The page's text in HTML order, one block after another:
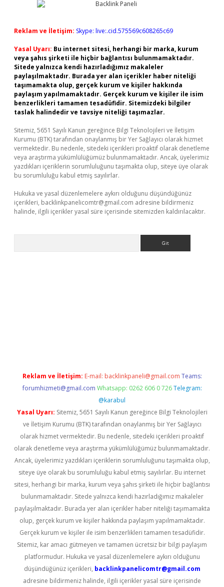
Reklam ve İletişim: Skype: live:.cid.575569c608265c69
Yasal Uyarı: Bu internet sitesi, herhangi bir marka, kurum
veya şahıs şirketi ile hiçbir bağlantısı bulunmamaktadır.
Sitede yalnızca kendi hazırladığımız makaleler
paylaşılmaktadır. Burada yer alan içerikler haber niteliği
taşımamakta olup, gerçek kurum ve kişiler hakkında
paylaşım yapılmamaktadır. Gerçek kurum ve kişiler ile isim
benzerlikleri tamamen tesadüfidir. Sitemizdeki bilgiler
taslak halindedir ve tavsiye niteliği taşımazlar.
Sitemiz, 5651 Sayılı Kanun gereğince Bilgi Teknolojileri ve İletişim
Kurumu (BTK) tarafından onaylanmış bir Yer Sağlayıcı olarak hizmet
vermektedir. Bu nedenle, sitedeki içerikleri proaktif olarak denetleme
veya araştırma yükümlülüğümüz bulunmamaktadır. Ancak, üyelerimiz
yazdıkları içeriklerin sorumluluğunu taşımakta olup, siteye üye olarak
bu sorumluluğu kabul etmiş sayılırlar.
Hukuka ve yasal düzenlemelere aykırı olduğunu düşündüğünüz
içerikleri, backlinkpanelicomtr@gmail.com adresine bildirmeniz
halinde, ilgili içerikler yasal süre içerisinde sitemizden kaldırılacaktır.
Reklam ve İletişim: E-mail: backlinkpaneli@gmail.com Teams:
forumhizmeti@gmail.com Whatsapp: 0262 606 0 726 Telegram:
@karabul
Yasal Uyarı: Sitemiz, 5651 Sayılı Kanun gereğince Bilgi Teknolojileri
ve İletişim Kurumu (BTK) tarafından onaylanmış bir Yer Sağlayıcı
olarak hizmet vermektedir. Bu nedenle, sitedeki içerikleri proaktif
olarak denetleme veya araştırma yükümlülüğümüz bulunmamaktadır.
Ancak, üyelerimiz yazdıkları içeriklerin sorumluluğunu taşımakta olup,
siteye üye olarak bu sorumluluğu kabul etmiş sayılırlar. Bu internet
sitesi, herhangi bir marka, kurum veya şahıs şirketi ile hiçbir bağlantısı
bulunmamaktadır. Sitede yalnızca kendi hazırladığımız makaleler
paylaşılmaktadır. Burada yer alan içerikler haber niteliği taşımamakta
olup, gerçek kurum ve kişiler hakkında paylaşım yapılmamaktadır.
Gerçek kurum ve kişiler ile isim benzerlikleri tamamen tesadüfidir.
Sitemiz, kar amacı gütmeyen ve tamamen ücretsiz bir bilgi paylaşım
platformudur. Hukuka ve yasal düzenlemelere aykırı olduğunu
düşündüğünüz içerikleri, backlinkpanelicomtr@gmail.com
adresine bildirmeniz halinde, ilgili içerikler yasal süre içerisinde